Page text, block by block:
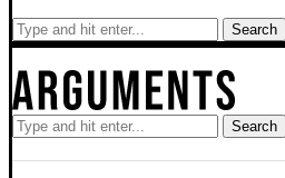
Search
Search